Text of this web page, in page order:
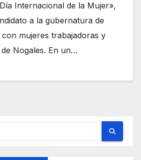
Internacional de la Mujer»,
a la gubernatura de
mujeres trabajadoras y
Nogales. En un…